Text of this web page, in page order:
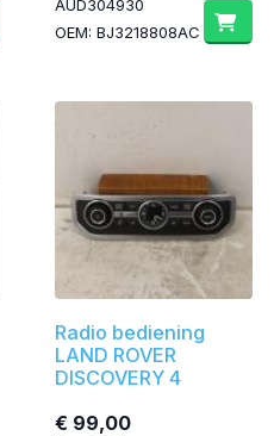
AUD304930
OEM: BJ3218808AC
Radio bediening
LAND ROVER
DISCOVERY 4
€ 99,00